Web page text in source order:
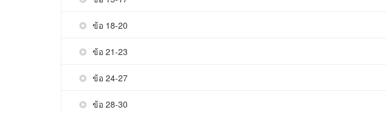
ข้อ 18-20
ข้อ 21-23
ข้อ 24-27
ข้อ 28-30